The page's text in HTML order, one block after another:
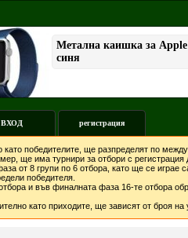
ВХОД регистрация
победителите, ще разпределят по
ще има турнири за отбори с
от 8 групи по 6 отбора, като ще се
победителя.
и във финалната фаза 16-те отбора
като приходите, ще зависят от броя на